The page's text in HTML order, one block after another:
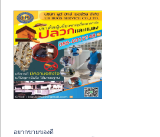
อยากขายของดี